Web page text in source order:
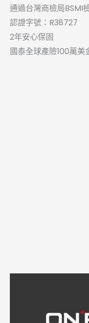
通過台灣商檢局BSMI
認證字號：R38727
2年安心保固
國泰全球產險100萬美